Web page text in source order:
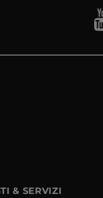
& SERVIZI